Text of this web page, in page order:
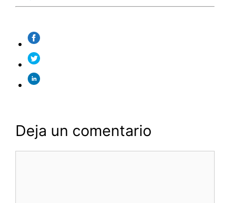
Deja un comentario